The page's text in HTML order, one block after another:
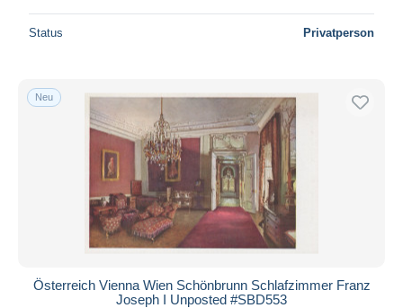
Status Privatperson
Neu
Österreich Vienna Wien Schönbrunn Schlafzimmer Franz
Joseph I Unposted #SBD553